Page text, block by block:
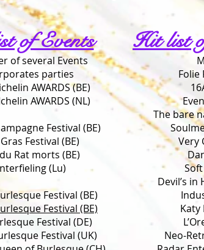
of Events
of several Events
parties
AWARDS (BE)
AWARDS (NL)
Festival (BE)
Festival (BE)
Rat morts (BE)
(Lu)
Festival (BE)
Festival (BE)
Festival (DE)
Festival (UK)
Hit list
Folie
The bare
Very
Soft
Devil’s in
Katy
Neo-